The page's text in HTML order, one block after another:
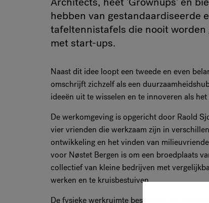
hebben van gestandaardiseerde
tafeltennistafels die nooit
met start-ups.
Naast dit idee loopt een tweede en even
omschrijft zichzelf als een
ideeën uit te wisselen en te innoveren als
De werkomgeving is opgericht door Raold
vier vrienden die werkzaam zijn in
ontwikkeling en het vinden van
voor Nøstet Bergen is om een broedplaats
collectief van kleine bedrijven met
werken en te kruisbestuiven.
De fysieke werkruimte bestaat uit 14